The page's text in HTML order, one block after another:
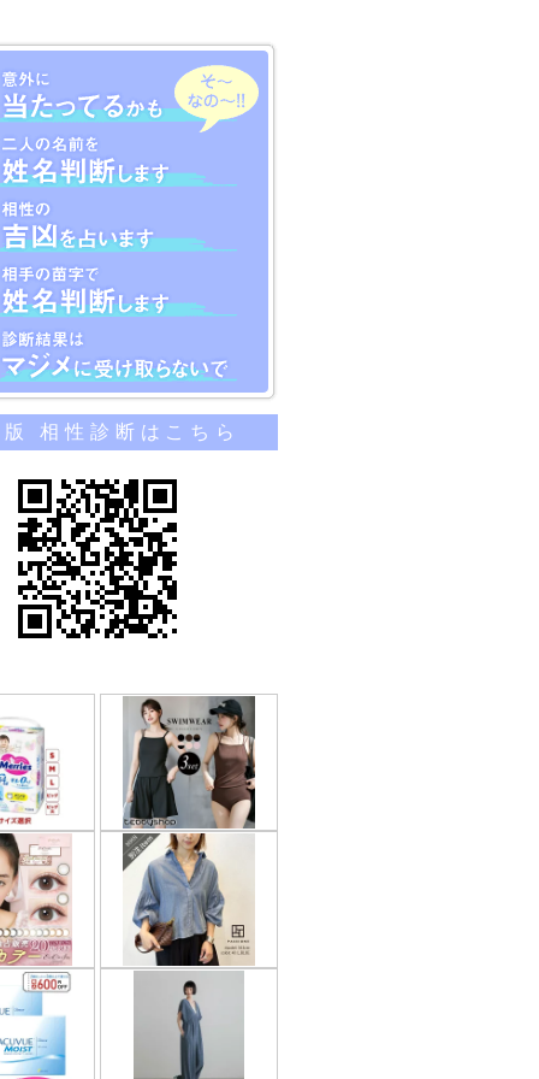
カンタン相性診断
たってるかも
前を姓名判断します
凶を占います
字で姓名判断します
はマジメに受け取らないで
相性診断はこちら